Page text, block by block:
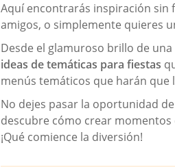
Aquí encontrarás inspiración sin
amigos, o simplemente quieres
Desde el glamuroso brillo de
ideas de temáticas para fiestas
menús temáticos que harán
No dejes pasar la oportunidad
descubre cómo crear momentos
¡Qué comience la diversión!